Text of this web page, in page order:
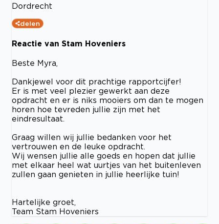
Dordrecht
delen
Reactie van Stam Hoveniers
Beste Myra,
Dankjewel voor dit prachtige rapportcijfer!
Er is met veel plezier gewerkt aan deze
opdracht en er is niks mooiers om dan te mogen
horen hoe tevreden jullie zijn met het
eindresultaat.
Graag willen wij jullie bedanken voor het
vertrouwen en de leuke opdracht.
Wij wensen jullie alle goeds en hopen dat jullie
met elkaar heel wat uurtjes van het buitenleven
zullen gaan genieten in jullie heerlijke tuin!
Hartelijke groet,
Team Stam Hoveniers